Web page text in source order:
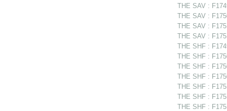
THE SAV :
THE SAV :
THE SAV :
THE SAV :
THE SHF :
THE SHF :
THE SHF :
THE SHF :
THE SHF :
THE SHF :
THE SHF :